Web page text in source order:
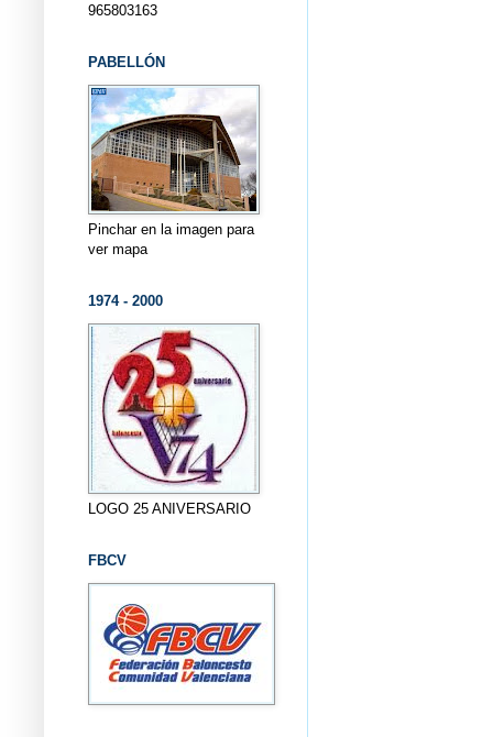
965803163
PABELLÓN
Pinchar en la imagen para
ver mapa
1974 - 2000
LOGO 25 ANIVERSARIO
FBCV